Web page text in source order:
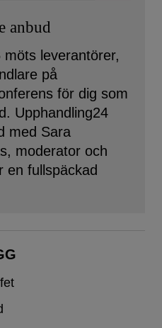
anbud
leverantörer,
på
för dig som
Upphandling24
med Sara
moderator och
en fullspäckad